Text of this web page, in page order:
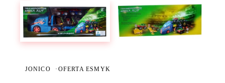
JONICO · OFERTA ESMYK